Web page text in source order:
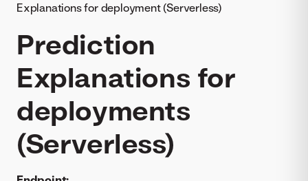
Explanations for deployment (Serverless)
Prediction
Explanations for
deployments
(Serverless)